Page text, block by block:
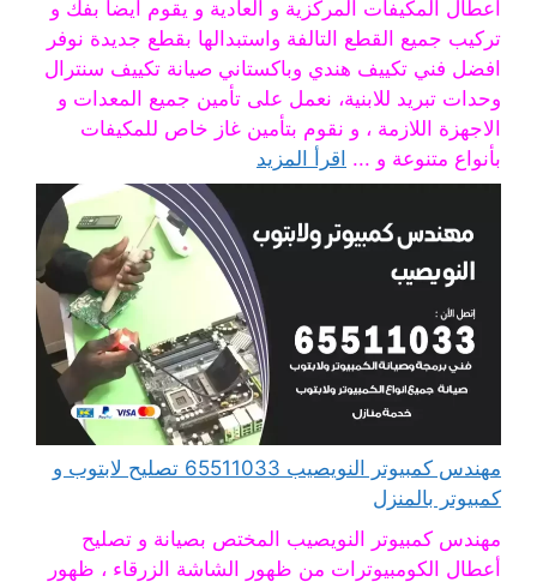
أعطال المكيفات المركزية و العادية و يقوم أيضا بفك و
تركيب جميع القطع التالفة واستبدالها بقطع جديدة نوفر
افضل فني تكييف هندي وباكستاني صيانة تكييف سنترال
وحدات تبريد للابنية، نعمل على تأمين جميع المعدات و
الاجهزة اللازمة ، و نقوم بتأمين غاز خاص للمكيفات
بأنواع متنوعة و ... اقرأ المزيد
مهندس كمبيوتر النويصيب 65511033 تصليح لابتوب و
كمبيوتر بالمنزل
مهندس كمبيوتر النويصيب المختص بصيانة و تصليح
أعطال الكومبيوترات من ظهور الشاشة الزرقاء ، ظهور